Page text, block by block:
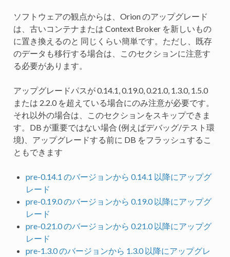
ソフトウェアの観点からは、Orion のアップグレード
は、古いコンテナまたは Context Broker を新しいもの
に置き換えるのと 同じくらい簡単です。ただし、既存
のデータも移行する場合は、このセクションに注意す
る必要があります。
アップグレードパスが 0.14.1, 0.19.0, 0.21.0, 1.3.0, 1.5.0
または 2.2.0 を超えている場合にのみ注意が必要です。
それ以外の場合は、このセクションをスキップできま
す。DB が重要ではない場合 (例えばデバッグ/テスト環
境)、アップグレードする前に DB をフラッシュするこ
ともできます
pre-0.14.1 のバージョンから 0.14.1 以降にアップグ
レード
pre-0.19.0 のバージョンから 0.19.0 以降にアップグ
レード
pre-0.21.0 のバージョンから 0.21.0 以降にアップグ
レード
pre-1.3.0 のバージョンから 1.3.0 以降にアップグレ